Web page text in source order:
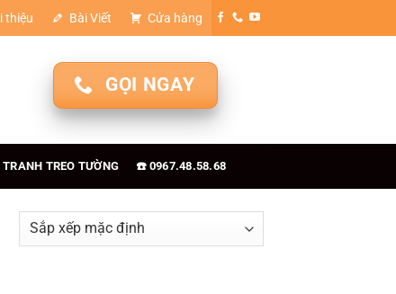
thiệu Bài Viết Cửa hàng
GỌI NGAY
TRANH TREO TƯỜNG ☎️ 0967.48.58.68